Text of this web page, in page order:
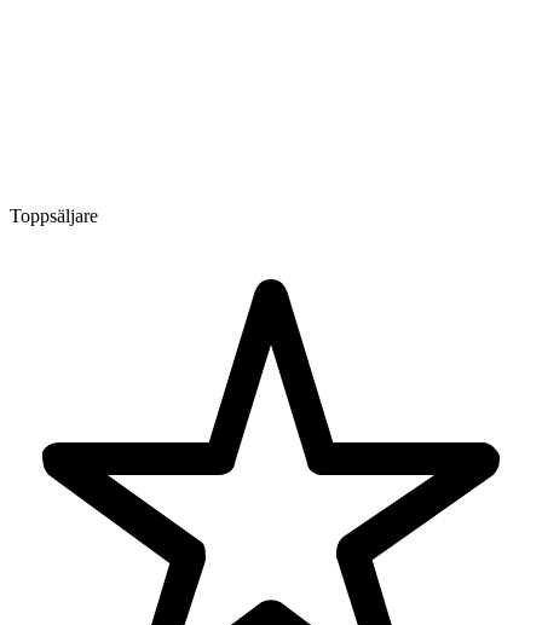
Toppsäljare